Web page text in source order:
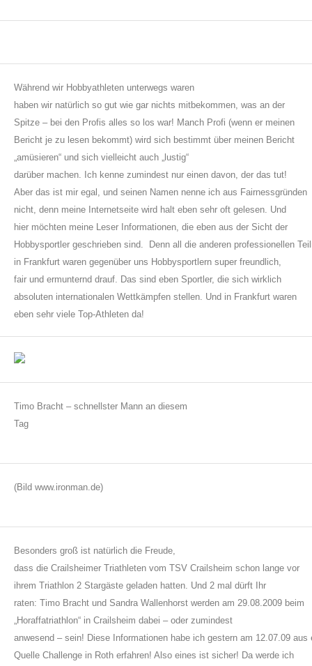
Während wir Hobbyathleten unterwegs waren
haben wir natürlich so gut wie gar nichts mitbekommen, was an der
Spitze – bei den Profis alles so los war! Manch Profi (wenn er meinen
Bericht je zu lesen bekommt) wird sich bestimmt über meinen Bericht
„amüsieren“ und sich vielleicht auch „lustig“
darüber machen. Ich kenne zumindest nur einen davon, der das tut!
Aber das ist mir egal, und seinen Namen nenne ich aus Fairnessgründen
nicht, denn meine Internetseite wird halt eben sehr oft gelesen. Und
hier möchten meine Leser Informationen, die eben aus der Sicht der
Hobbysportler geschrieben sind.
Denn all die anderen professionellen
in Frankfurt waren gegenüber uns Hobbysportlern super freundlich,
fair und ermunternd drauf. Das sind eben Sportler, die sich wirklich
absoluten internationalen Wettkämpfen stellen. Und in Frankfurt waren
eben sehr viele Top-Athleten da!
Timo Bracht – schnellster Mann an diesem
Tag
(Bild www.ironman.de)
Besonders groß ist natürlich die Freude,
dass die Crailsheimer Triathleten vom TSV Crailsheim schon lange vor
ihrem Triathlon 2 Stargäste geladen hatten. Und 2 mal dürft Ihr
raten: Timo Bracht und Sandra Wallenhorst werden am 29.08.2009 beim
„Horaffatriathlon“ in Crailsheim dabei – oder zumindest
anwesend – sein! Diese Informationen habe ich gestern am 12.07.09 aus
Quelle Challenge in Roth erfahren! Also eines ist sicher! Da werde ich